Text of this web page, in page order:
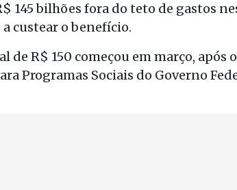
145 bilhões fora do teto de gastos
custear o benefício.
de R$ 150 começou em março,
Programas Sociais do Governo